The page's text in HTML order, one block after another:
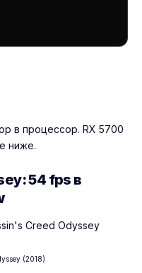
в процессор. RX 5700
ниже.
54 fps в
(2018)